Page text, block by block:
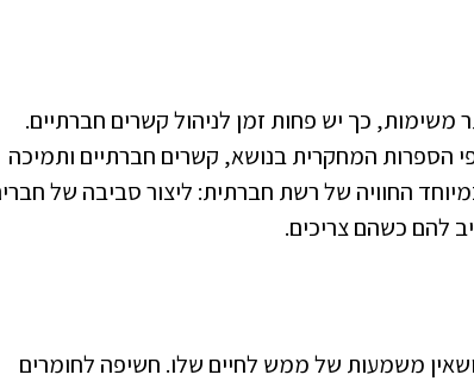
כך יש פחות זמן לניהול קשרים חברתיים.
הספרות המחקרית בנושא, קשרים חברתיים ותמיכה
החוויה של רשת חברתית: ליצור סביבה של
להם כשהם צריכים.
משמעות של ממש לחיים שלו. חשיפה לחומרים